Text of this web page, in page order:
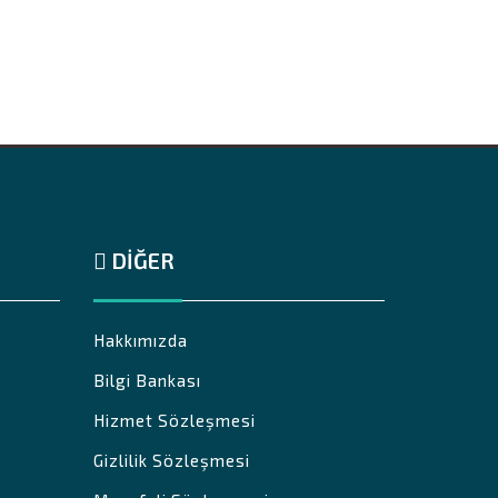
DIĞER
Hakkımızda
Bilgi Bankası
Hizmet Sözleşmesi
Gizlilik Sözleşmesi